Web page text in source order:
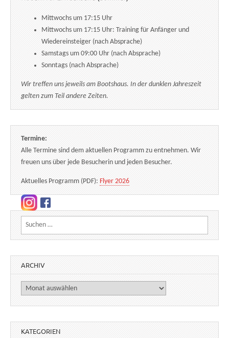
Mittwochs um 17:15 Uhr
Mittwochs um 17:15 Uhr: Training für Anfänger und
Wiedereinsteiger (nach Absprache)
Samstags um 09:00 Uhr (nach Absprache)
Sonntags (nach Absprache)
Wir treffen uns jeweils am Bootshaus. In der dunklen Jahreszeit
gelten zum Teil andere Zeiten.
Termine:
Alle Termine sind dem aktuellen Programm zu entnehmen. Wir
freuen uns über jede Besucherin und jeden Besucher.
Aktuelles Programm (PDF): Flyer 2026
Suchen nach:
ARCHIV
Archiv
KATEGORIEN